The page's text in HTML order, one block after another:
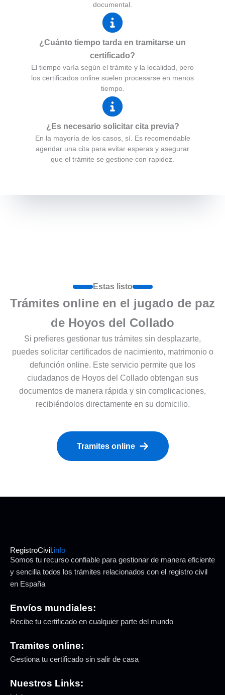
documental.
¿Cuánto tiempo tarda en tramitarse un
certificado?
El tiempo varía según el trámite y la localidad, pero
los certificados online suelen procesarse en menos
tiempo.
¿Es necesario solicitar cita previa?
En la mayoría de los casos, sí. Es recomendable
agendar una cita para evitar esperas y asegurar
que el trámite se gestione con rapidez.
Estas listo
Trámites online en el jugado de paz
de Hoyos del Collado
Si prefieres gestionar tus trámites sin desplazarte,
puedes solicitar certificados de nacimiento, matrimonio o
defunción online. Este servicio permite que los
ciudadanos de Hoyos del Collado obtengan sus
documentos de manera rápida y sin complicaciones,
recibiéndolos directamente en su domicilio.
Tramites online
RegistroCivil.info
Somos tu recurso confiable para gestionar de manera eficiente
y sencilla todos los trámites relacionados con el registro civil
en España
Envíos mundiales:
Recibe tu certificado en cualquier parte del mundo
Tramites online:
Gestiona tu certificado sin salir de casa
Nuestros Links: